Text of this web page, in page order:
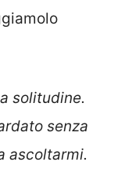
solitudine.
senza
ascoltarmi.